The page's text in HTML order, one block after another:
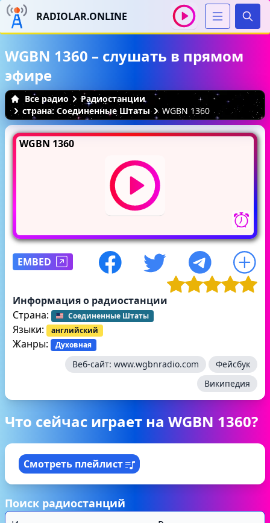
RADIOLAR.ONLINE
WGBN 1360 – слушать в прямом
эфире
Все радио
Радиостанции
страна: Соединенные Штаты
WGBN 1360
WGBN 1360
EMBED
Информация о радиостанции
Страна:
Соединенные Штаты
Языки: английский
Жанры: Духовная
Веб-сайт: www.wgbnradio.com
Фейсбук
Википедия
Что сейчас играет на WGBN 1360?
Смотреть плейлист
Поиск радиостанций